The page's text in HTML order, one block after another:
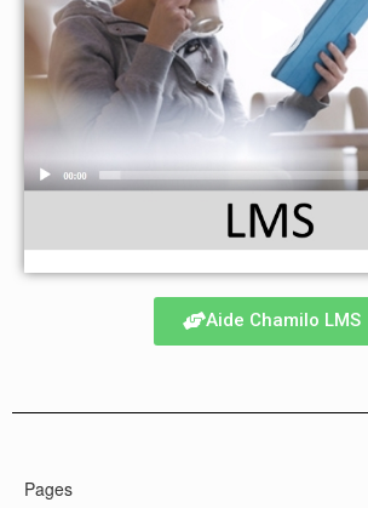
Aide Chamilo LMS
Pages